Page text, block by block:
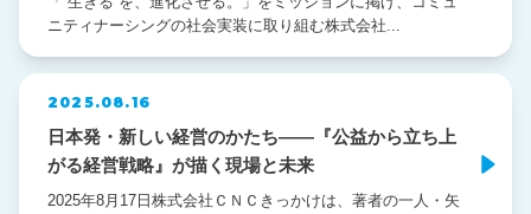
ニティナーシングの社会実装に取り組む株式会社...
2025.08.16
日本発・新しい経営のかたち——『公益から立ち上
がる経営戦略』が描く現場と未来
2025年8月17日株式会社ＣＮＣきっかけは、著者の一人・矢